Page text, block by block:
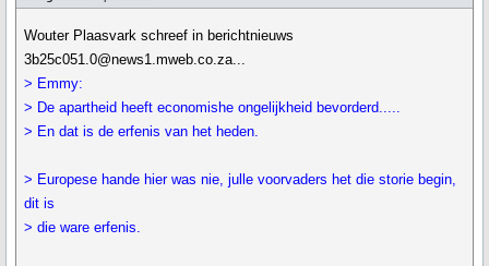
Wouter Plaasvark schreef in berichtnieuws
3b25c051.0@news1.mweb.co.za...
> Emmy:
> De apartheid heeft economishe ongelijkheid bevorderd.....
> En dat is de erfenis van het heden.
> Europese hande hier was nie, julle voorvaders het die storie begin,
dit is
> die ware erfenis.